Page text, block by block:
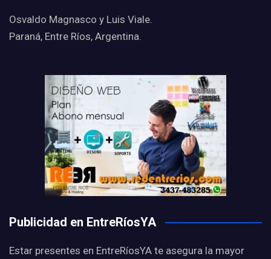
Osvaldo Magnasco y Luis Viale.
Paraná, Entre Ríos, Argentina.
Publicidad en EntreRíosYA
Estar presentes en EntreRíosYA te asegura la mayor